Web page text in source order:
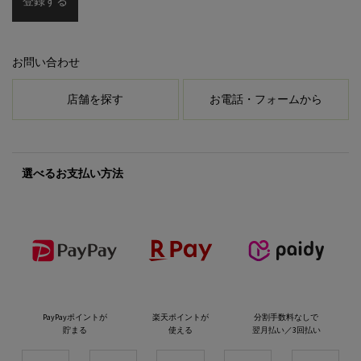
お問い合わせ
店舗を探す お電話・フォームから
選べるお支払い方法
PayPayポイントが
貯まる
楽天ポイントが
使える
分割手数料なしで
翌月払い／3回払い